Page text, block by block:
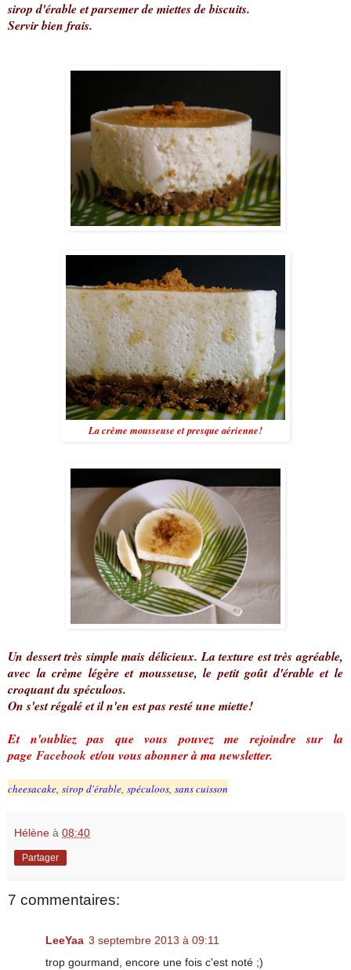
sirop d'érable et parsemer de miettes de biscuits.
Servir bien frais.
La crème mousseuse et presque aérienne!
Un dessert très simple mais délicieux. La texture est très agréable,
avec la crème légère et mousseuse, le petit goût d'érable et le
croquant du spéculoos.
On s'est régalé et il n'en est pas resté une miette!
Et n'oubliez pas que vous pouvez me rejoindre sur la
page Facebook et/ou vous abonner à ma newsletter.
cheesacake, sirop d'érable, spéculoos, sans cuisson
Hélène à 08:40
Partager
7 commentaires:
LeeYaa 3 septembre 2013 à 09:11
trop gourmand, encore une fois c'est noté ;)